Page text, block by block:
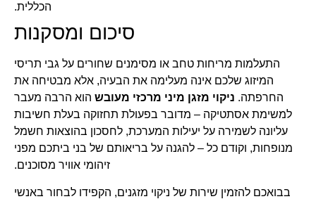
הכללית.
סיכום ומסקנות
התעלמות מריחות טחב או מסימנים שחורים על גבי תריסי
המיזוג שלכם אינה מעלימה את הבעיה, אלא מבטיחה את
החרפתה. ניקוי מזגן מיני מרכזי מעובש הוא הרבה מעבר
למשימת אסתטיקה – מדובר בפעולת תחזוקה בעלת חשיבות
עליונה לשמירה על יעילות המערכת, לחסכון בהוצאות חשמל
מנופחות, וקודם כל – להגנה על בריאותם של בני ביתכם מפני
זיהומי אוויר מסוכנים.
בבואכם להזמין שירות של ניקוי מזגנים, הקפידו לבחור באנשי